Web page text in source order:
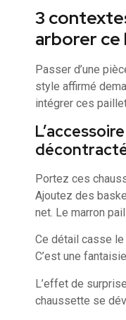
3
arborer ce
Passer d’une
style affirmé
intégrer ces
Portez ces
Ajoutez des
net. Le marron
Ce détail casse le
C’est une
L’effet de
chaussette se